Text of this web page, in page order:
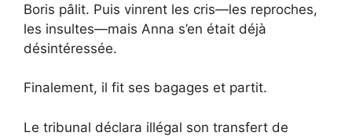
Boris pâlit. Puis vinrent les cris—les reproches,
les insultes—mais Anna s’en était déjà
désintéressée.
Finalement, il fit ses bagages et partit.
Le tribunal déclara illégal son transfert de